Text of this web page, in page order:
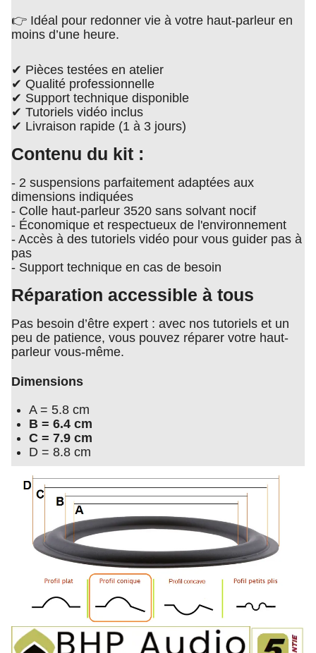
👉 Idéal pour redonner vie à votre haut-parleur en
moins d’une heure.
✔ Pièces testées en atelier
✔ Qualité professionnelle
✔ Support technique disponible
✔ Tutoriels vidéo inclus
✔ Livraison rapide (1 à 3 jours)
Contenu du kit :
- 2 suspensions parfaitement adaptées aux
dimensions indiquées
- Colle haut-parleur 3520 sans solvant nocif
- Économique et respectueux de l'environnement
- Accès à des tutoriels vidéo pour vous guider pas à
pas
- Support technique en cas de besoin
Réparation accessible à tous
Pas besoin d’être expert : avec nos tutoriels et un
peu de patience, vous pouvez réparer votre haut-
parleur vous-même.
Dimensions
A = 5.8 cm
B = 6.4 cm
C = 7.9 cm
D = 8.8 cm